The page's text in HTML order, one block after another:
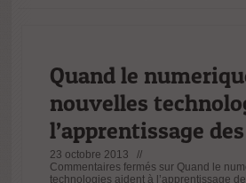
Quand le
nouvelles
l’apprentissage
23 octobre 2013 //
Commentaires fermés sur Quand le
technologies aident à l’apprentissage